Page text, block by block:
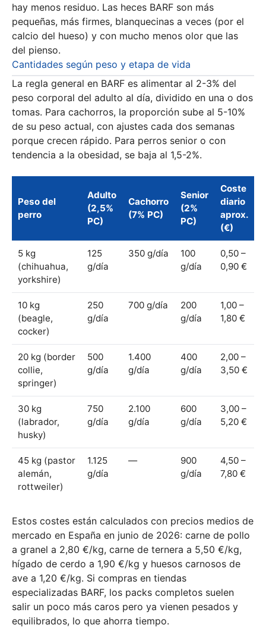
hay menos residuo. Las heces BARF son más
pequeñas, más firmes, blanquecinas a veces (por el
calcio del hueso) y con mucho menos olor que las
del pienso.
Cantidades según peso y etapa de vida
La regla general en BARF es alimentar al 2-3% del
peso corporal del adulto al día, dividido en una o dos
tomas. Para cachorros, la proporción sube al 5-10%
de su peso actual, con ajustes cada dos semanas
porque crecen rápido. Para perros senior o con
tendencia a la obesidad, se baja al 1,5-2%.
Peso del
perro
Adulto
(2,5%
PC)
Cachorro
(7% PC)
Senior
(2%
PC)
Coste
diario
aprox.
(€)
5 kg
(chihuahua,
yorkshire)
125
g/día
350 g/día
100
g/día
0,50 –
0,90 €
10 kg
(beagle,
cocker)
250
g/día
700 g/día
200
g/día
1,00 –
1,80 €
20 kg (border
collie,
springer)
500
g/día
1.400
g/día
400
g/día
2,00 –
3,50 €
30 kg
(labrador,
husky)
750
g/día
2.100
g/día
600
g/día
3,00 –
5,20 €
45 kg (pastor
alemán,
rottweiler)
1.125
g/día
—
900
g/día
4,50 –
7,80 €
Estos costes están calculados con precios medios de
mercado en España en junio de 2026: carne de pollo
a granel a 2,80 €/kg, carne de ternera a 5,50 €/kg,
hígado de cerdo a 1,90 €/kg y huesos carnosos de
ave a 1,20 €/kg. Si compras en tiendas
especializadas BARF, los packs completos suelen
salir un poco más caros pero ya vienen pesados y
equilibrados, lo que ahorra tiempo.